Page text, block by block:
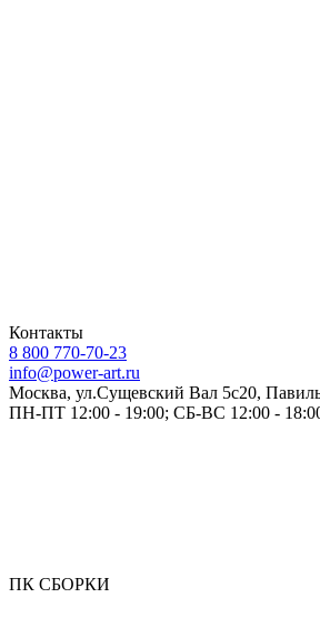
Контакты
8 800 770-70-23
info@power-art.ru
Москва, ул.Сущевский Вал 5с20,
ПН-ПТ 12:00 - 19:00; СБ-ВС 12:00 -
ПК СБОРКИ